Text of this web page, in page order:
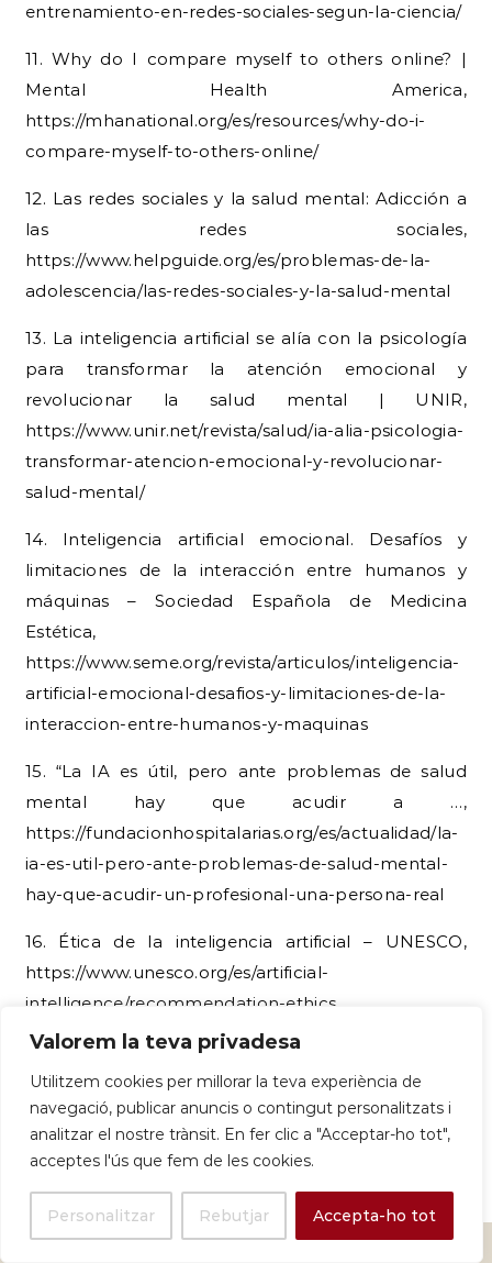
Valorem la teva privadesa
Utilitzem cookies per millorar la teva experiència de
navegació, publicar anuncis o contingut personalitzats i
analitzar el nostre trànsit. En fer clic a "Acceptar-ho tot",
acceptes l'ús que fem de les cookies.
Personalitzar Rebutjar Accepta-ho tot
entrenamiento-en-redes-sociales-segun-la-ciencia/
11. Why do I compare myself to others online? |
Mental Health America,
https://mhanational.org/es/resources/why-do-i-
compare-myself-to-others-online/
12. Las redes sociales y la salud mental: Adicción a
las redes sociales,
https://www.helpguide.org/es/problemas-de-la-
adolescencia/las-redes-sociales-y-la-salud-mental
13. La inteligencia artificial se alía con la psicología
para transformar la atención emocional y
revolucionar la salud mental | UNIR,
https://www.unir.net/revista/salud/ia-alia-psicologia-
transformar-atencion-emocional-y-revolucionar-
salud-mental/
14. Inteligencia artificial emocional. Desafíos y
limitaciones de la interacción entre humanos y
máquinas – Sociedad Española de Medicina
Estética,
https://www.seme.org/revista/articulos/inteligencia-
artificial-emocional-desafios-y-limitaciones-de-la-
interaccion-entre-humanos-y-maquinas
15. “La IA es útil, pero ante problemas de salud
mental hay que acudir a …,
https://fundacionhospitalarias.org/es/actualidad/la-
ia-es-util-pero-ante-problemas-de-salud-mental-
hay-que-acudir-un-profesional-una-persona-real
16. Ética de la inteligencia artificial – UNESCO,
https://www.unesco.org/es/artificial-
intelligence/recommendation-ethics
CONTINUEU LLEGINT